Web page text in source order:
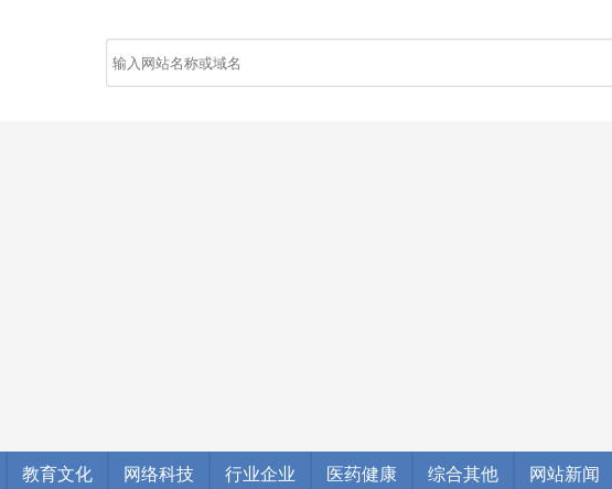
教育文化 网络科技 行业企业 医药健康 综合其他 网站新闻